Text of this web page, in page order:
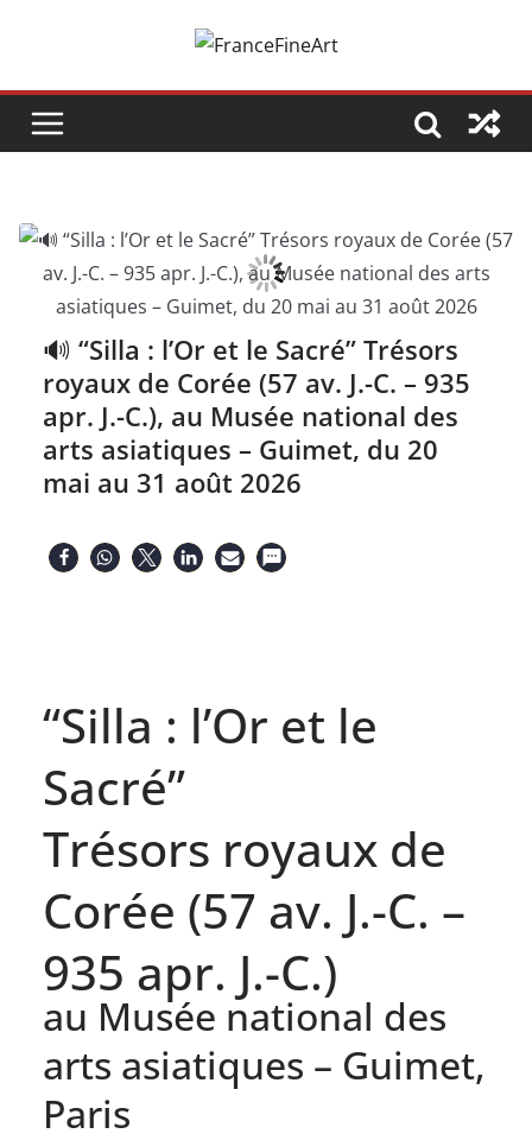
🔊 “Silla : l’Or et le Sacré” Trésors
royaux de Corée (57 av. J.-C. – 935
apr. J.-C.), au Musée national des
arts asiatiques – Guimet, du 20
mai au 31 août 2026
“Silla : l’Or et le
Sacré”
Trésors royaux de
Corée (57 av. J.-C. –
935 apr. J.-C.)
au Musée national des
arts asiatiques – Guimet,
Paris